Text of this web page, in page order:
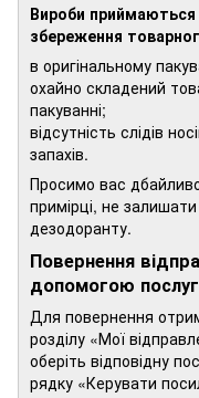
Вироби
збереження
в оригінальному
охайно складений
пакуванні;
відсутність слідів
запахів.
Просимо вас
примірці, не
дезодоранту.
Повернення
допомогою
Для повернення
розділу «Мої
оберіть відповідну
рядку «Керувати